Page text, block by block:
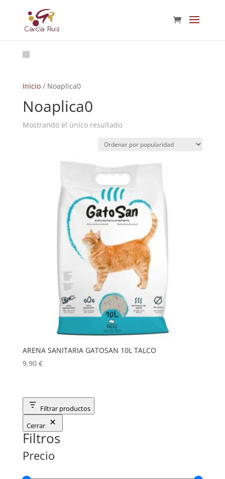
Inicio/ Noaplica0
Noaplica0
Mostrando el único resultado
ARENA SANITARIA GATOSAN 10L TALCO
9,90 €
Filtrar productos
Cerrar
Filtros
Precio